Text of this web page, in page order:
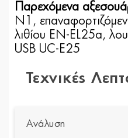
Παρεχόμενα
N1,
λιθίου EN-EL25a,
USB UC-E25
Τεχνικές
Ανάλυση